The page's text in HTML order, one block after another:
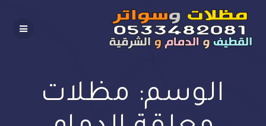
to
content
الوسم: مظلات